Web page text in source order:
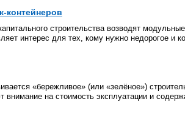
контейнеров
строительства возводят
интерес для тех, кому нужно недорогое и
«бережливое» (или «зелёное»)
на стоимость эксплуатации и